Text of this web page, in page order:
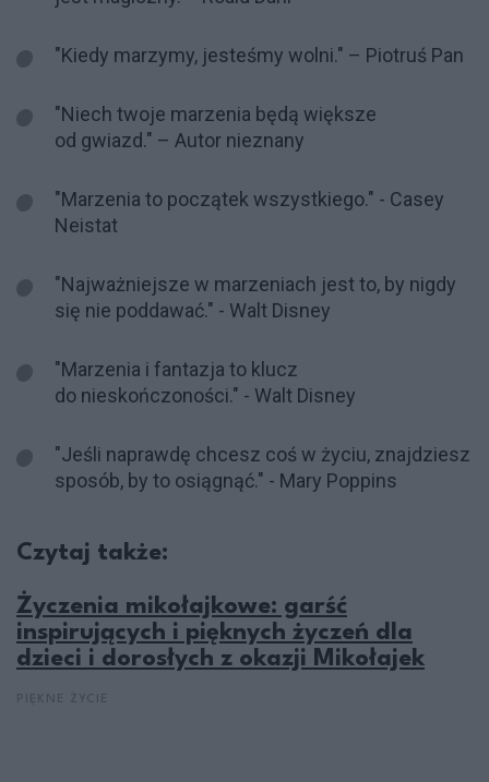
"Kiedy marzymy, jesteśmy wolni." – Piotruś Pan
"Niech twoje marzenia będą większe
od gwiazd." – Autor nieznany
"Marzenia to początek wszystkiego." - Casey
Neistat
"Najważniejsze w marzeniach jest to, by nigdy
się nie poddawać." - Walt Disney
"Marzenia i fantazja to klucz
do nieskończoności." - Walt Disney
"Jeśli naprawdę chcesz coś w życiu, znajdziesz
sposób, by to osiągnąć." - Mary Poppins
Czytaj także:
Życzenia mikołajkowe: garść
inspirujących i pięknych życzeń dla
dzieci i dorosłych z okazji Mikołajek